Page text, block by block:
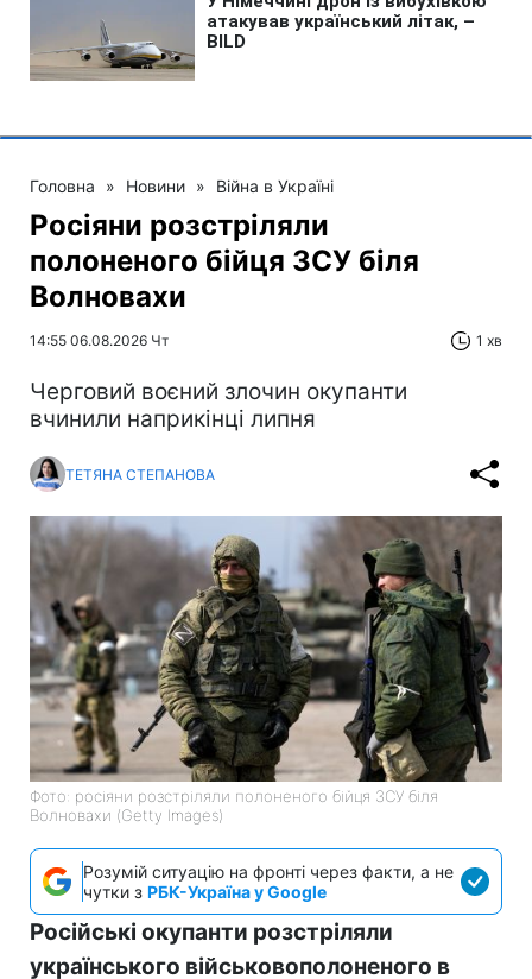
Головна » Новини » Війна в Україні
Росіяни розстріляли
полоненого бійця ЗСУ біля
Волновахи
14:55 06.08.2026 Чт 1 хв
Черговий воєний злочин окупанти
вчинили наприкінці липня
ТЕТЯНА СТЕПАНОВА
Фото: росіяни розстріляли полоненого бійця ЗСУ біля
Волновахи (Getty Images)
Розумій ситуацію на фронті через факти, а не
чутки з РБК-Україна у Google
Російські окупанти розстріляли
українського військовополоненого в